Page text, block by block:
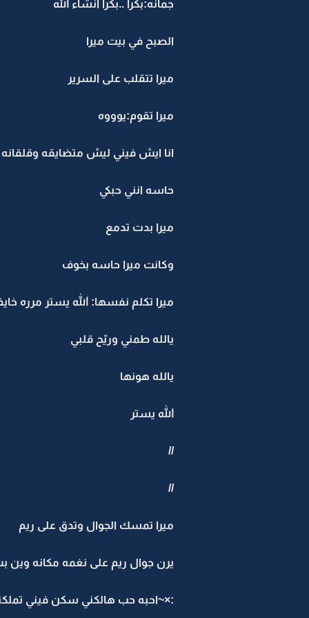
جمانه:بكرا ..بكرا انشاء الله
الصبح في بيت ميرا
ميرا تتقلب على السرير
ميرا تقوم:يوووه
انا ايش فيني ليش متضايقه وقلقانه
حاسه انني حبكي
ميرا بدت تدمع
وكانت ميرا حاسه بخوف
ميرا تكلم نفسها: الله يستر مرره
يالله طمني وريّح قلبي
يالله هونها
الله يستر
//
//
ميرا تمسك الجوال وتدق على ريم
يرن جوال ريم على نغمه مكانه
:×~احبه حب هالكني سكن فيني